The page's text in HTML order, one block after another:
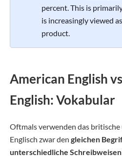
percent. This is
is increasingly viewed
product.
American English
English: Vokabular
Oftmals verwenden das
Englisch zwar den gleichen
unterschiedliche Schreibweisen